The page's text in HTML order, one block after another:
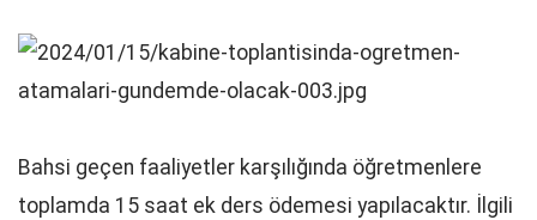
Bahsi geçen faaliyetler karşılığında öğretmenlere
toplamda 15 saat ek ders ödemesi yapılacaktır. İlgili